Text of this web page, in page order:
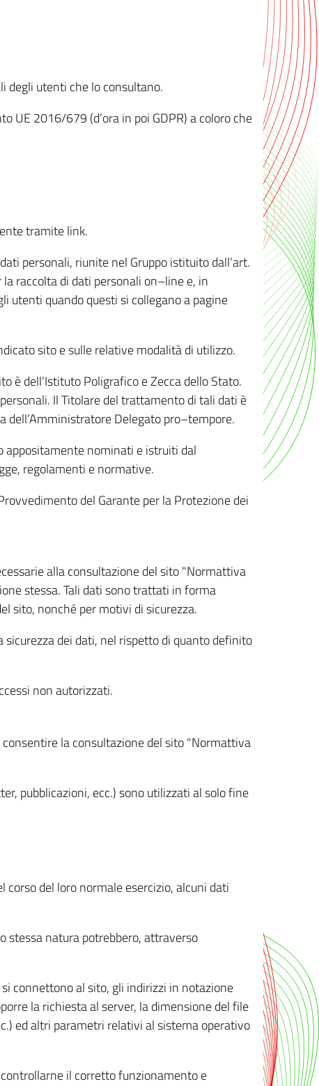
degli utenti che lo consultano.
UE 2016/679 (d’ora in poi GDPR) a coloro che
tramite link.
personali, riunite nel Gruppo istituito dall’art.
raccolta di dati personali on–line e, in
utenti quando questi si collegano a pagine
sito e sulle relative modalità di utilizzo.
è dell’Istituto Poligrafico e Zecca dello Stato.
Il Titolare del trattamento di tali dati è
dell’Amministratore Delegato pro–tempore.
appositamente nominati e istruiti dal
regolamenti e normative.
del Garante per la Protezione dei
alla consultazione del sito "Normattiva
stessa. Tali dati sono trattati in forma
sito, nonché per motivi di sicurezza.
dei dati, nel rispetto di quanto definito
non autorizzati.
la consultazione del sito "Normattiva
pubblicazioni, ecc.) sono utilizzati al solo fine
del loro normale esercizio, alcuni dati
stessa natura potrebbero, attraverso
connettono al sito, gli indirizzi in notazione
la richiesta al server, la dimensione del file
ed altri parametri relativi al sistema operativo
il corretto funzionamento e